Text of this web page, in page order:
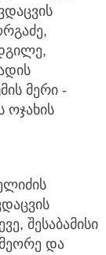
მერი -
ოჯახის
შესაბამისი
და